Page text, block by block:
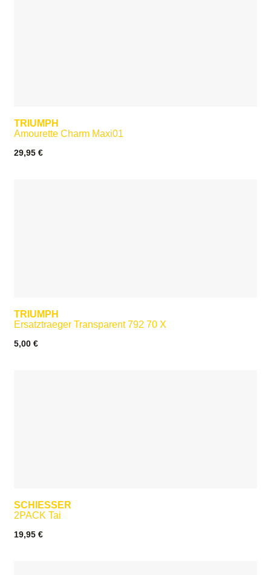
TRIUMPH
Amourette Charm Maxi01
29,95 €
TRIUMPH
Ersatztraeger Transparent 792 70 X
5,00 €
SCHIESSER
2PACK Tai
19,95 €